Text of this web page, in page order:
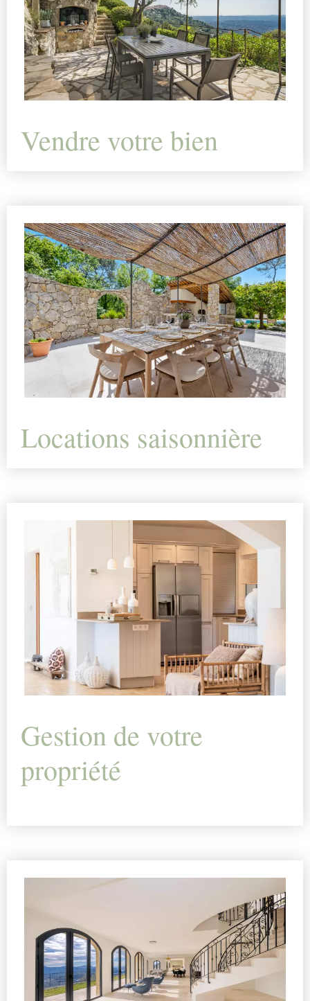
Vendre votre bien
Locations saisonnière
Gestion de votre
propriété